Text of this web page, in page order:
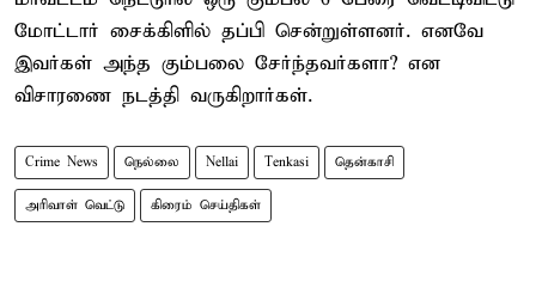
மோட்டார் சைக்கிளில் தப்பி சென்றுள்ளனர். எனவே
இவர்கள் அந்த கும்பலை சேர்ந்தவர்களா? என
விசாரணை நடத்தி வருகிறார்கள்.
Crime News நெல்லை Nellai Tenkasi தென்காசி
அரிவாள் வெட்டு கிரைம் செய்திகள்